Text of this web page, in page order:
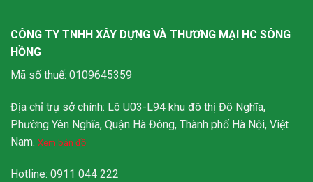
CÔNG TY TNHH XÂY DỰNG VÀ THƯƠNG MẠI HC SÔNG
HỒNG
Mã số thuế: 0109645359
Địa chỉ trụ sở chính: Lô U03-L94 khu đô thị Đô Nghĩa,
Phường Yên Nghĩa, Quận Hà Đông, Thành phố Hà Nội, Việt
Nam. Xem bản đồ
Hotline: 0911 044 222